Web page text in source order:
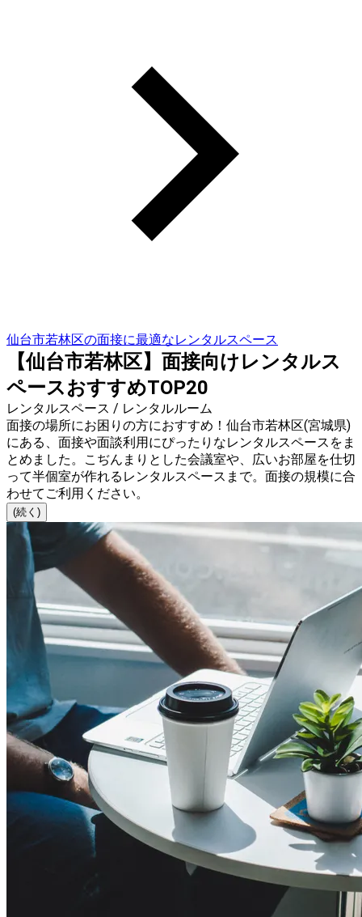
仙台市若林区の面接に最適なレンタルスペース
【仙台市若林区】面接向けレンタルス
ペースおすすめTOP20
レンタルスペース / レンタルルーム
面接の場所にお困りの方におすすめ！仙台市若林区(宮城県)
にある、面接や面談利用にぴったりなレンタルスペースをま
とめました。こぢんまりとした会議室や、広いお部屋を仕切
って半個室が作れるレンタルスペースまで。面接の規模に合
わせてご利用ください。
(続く)